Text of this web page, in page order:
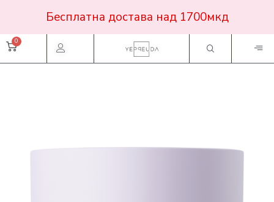
Бесплатна достава над 1700мкд